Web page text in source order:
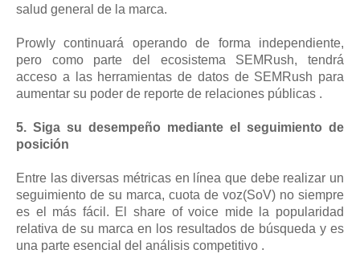
salud general de la marca.
Prowly continuará operando de forma independiente,
pero como parte del ecosistema SEMRush, tendrá
acceso a las herramientas de datos de SEMRush para
aumentar su poder de reporte de relaciones públicas .
5. Siga su desempeño mediante el seguimiento de
posición
Entre las diversas métricas en línea que debe realizar un
seguimiento de su marca, cuota de voz(SoV) no siempre
es el más fácil. El share of voice mide la popularidad
relativa de su marca en los resultados de búsqueda y es
una parte esencial del análisis competitivo .